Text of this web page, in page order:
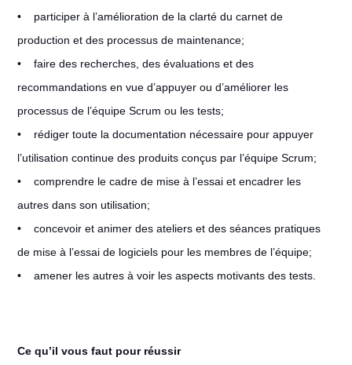
• participer à l’amélioration de la clarté du carnet de
production et des processus de maintenance;
• faire des recherches, des évaluations et des
recommandations en vue d’appuyer ou d’améliorer les
processus de l’équipe Scrum ou les tests;
• rédiger toute la documentation nécessaire pour appuyer
l’utilisation continue des produits conçus par l’équipe Scrum;
• comprendre le cadre de mise à l’essai et encadrer les
autres dans son utilisation;
• concevoir et animer des ateliers et des séances pratiques
de mise à l’essai de logiciels pour les membres de l’équipe;
• amener les autres à voir les aspects motivants des tests.
Ce qu’il vous faut pour réussir